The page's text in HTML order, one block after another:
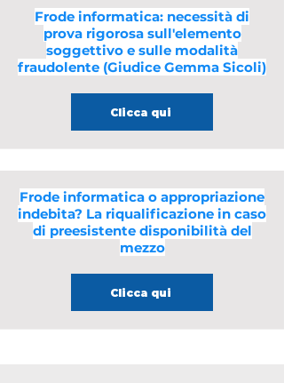
Frode informatica: necessità di
prova rigorosa sull'elemento
soggettivo e sulle modalità
fraudolente (Giudice Gemma Sicoli)
Clicca qui
Frode informatica o appropriazione
indebita? La riqualificazione in caso
di preesistente disponibilità del
mezzo
Clicca qui